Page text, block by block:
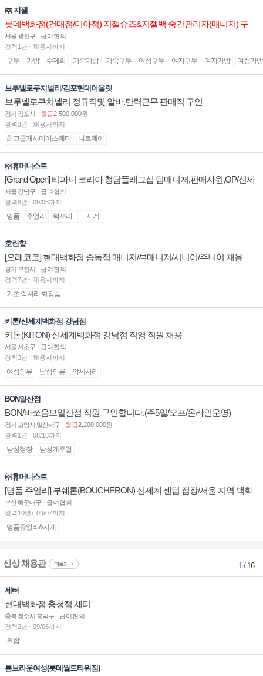
㈜ 지젤
롯데백화점(건대점/미아점) 지젤슈즈&지젤백 중간관리자(매니저) 구
인합니다
서울 광진구
급여협의
경력1년↑ 채용시까지
구두 가방 수제화 가죽가방 가죽구두 여성구두 여자구두 여자가방 여성가방
브루넬로쿠치넬리/김포현대아울렛
브루넬로쿠치넬리 정규직및 알바.탄력근무 판매직 구인
경기 김포시 월급2,500,000원
경력3년↑ 채용시까지
최고급캐시미어스웨터 니트웨어
㈜휴머니스트
[Grand Open] 티파니 코리아 청담플래그십 팀매니저,판매사원,OP/신세
계대전 판매사원 채용
서울 강남구
급여협의
경력8년↑ 09/08까지
명품 주얼리 럭셔리 시계
호란향
[오레코코] 현대백화점 중동점 매니저/부매니저/시니어/주니어 채용
경기 부천시
급여협의
경력7년↑ 채용시까지
기초 럭셔리 화장품
키톤/신세계백화점 강남점
키톤(KITON) 신세계백화점 강남점 직영 직원 채용
서울 서초구
급여협의
경력3년↑ 채용시까지
여성의류 남성의류 악세사리
BON일산점
BON/바쏘옴므일산점 직원 구인합니다.(주5일/오프/온라인운영)
경기 고양시 일산서구 월급2,200,000원
경력1년↑ 08/18까지
남성정장 남성캐주얼
㈜휴머니스트
[명품 주얼리] 부쉐론(BOUCHERON) 신세계 센텀 점장/서울 지역 백화
점 판매사원 채용
부산 해운대구
급여협의
경력10년↑ 09/07까지
명품쥬얼리&시계
신상 채용관 더보기 1/ 16
세터
현대백화점 충청점 세터
충북 청주시 흥덕구
급여협의
경력2년↑ 09/08까지
복합
톰브라운여성(롯데월드타워점)